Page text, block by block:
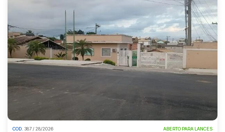
COD. 387 / 28/2026 ABERTO PARA LANCES